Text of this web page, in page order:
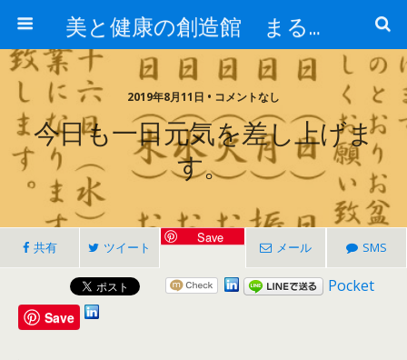
美と健康の創造館 まるとみ薬品 ぐんまの薬屋 芳さんのブログ
2019年8月11日 • コメントなし
今日も一日元気を差し上げま
す。
共有 ツイート
Save
メール SMS
Pocket
Save